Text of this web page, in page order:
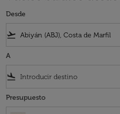
Desde
flight_takeoff
A
flight_land
Presupuesto